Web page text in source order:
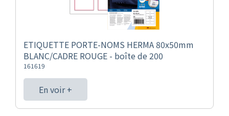
ETIQUETTE PORTE-NOMS HERMA 80x50mm
BLANC/CADRE ROUGE - boîte de 200
161619
En voir +